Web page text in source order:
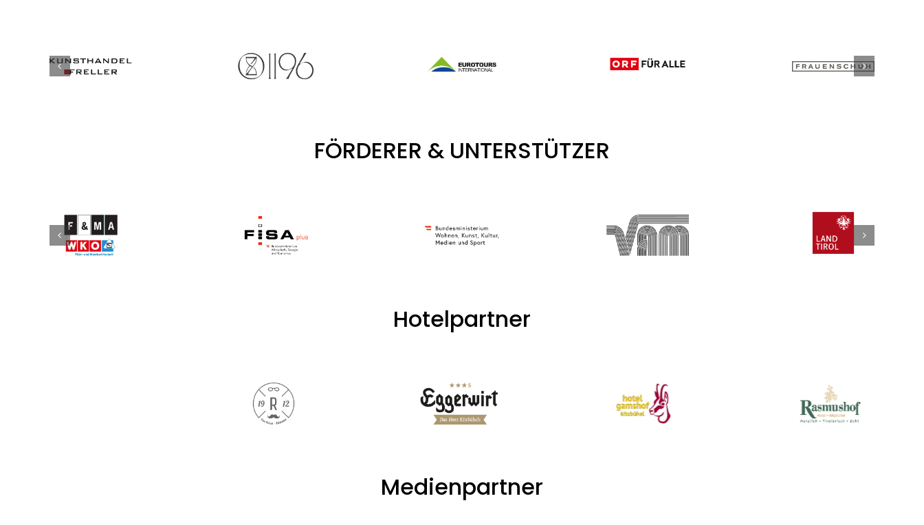
FÖRDERER & UNTERSTÜTZER
Hotelpartner
Medienpartner